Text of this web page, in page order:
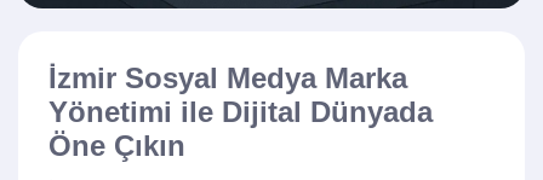
İzmir Sosyal Medya Marka
Yönetimi ile Dijital Dünyada
Öne Çıkın